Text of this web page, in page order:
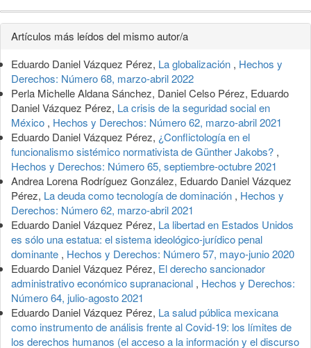
Detalles
del
artículo
Artículos más leídos del mismo autor/a
Eduardo Daniel Vázquez Pérez, La globalización , Hechos y
Derechos: Número 68, marzo-abril 2022
Perla Michelle Aldana Sánchez, Daniel Celso Pérez, Eduardo
Daniel Vázquez Pérez, La crisis de la seguridad social en
México , Hechos y Derechos: Número 62, marzo-abril 2021
Eduardo Daniel Vázquez Pérez, ¿Conflictología en el
funcionalismo sistémico normativista de Günther Jakobs? ,
Hechos y Derechos: Número 65, septiembre-octubre 2021
Andrea Lorena Rodríguez González, Eduardo Daniel Vázquez
Pérez, La deuda como tecnología de dominación , Hechos y
Derechos: Número 62, marzo-abril 2021
Eduardo Daniel Vázquez Pérez, La libertad en Estados Unidos
es sólo una estatua: el sistema ideológico-jurídico penal
dominante , Hechos y Derechos: Número 57, mayo-junio 2020
Eduardo Daniel Vázquez Pérez, El derecho sancionador
administrativo económico supranacional , Hechos y Derechos:
Número 64, julio-agosto 2021
Eduardo Daniel Vázquez Pérez, La salud pública mexicana
como instrumento de análisis frente al Covid-19: los límites de
los derechos humanos (el acceso a la información y el discurso